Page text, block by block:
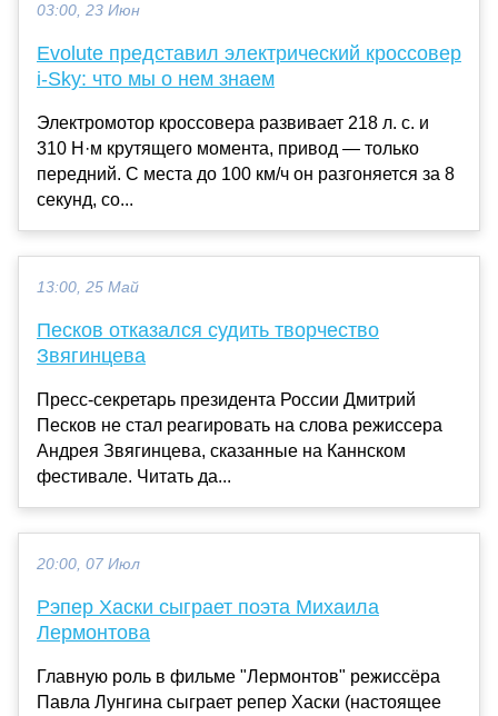
03:00, 23 Июн
Evolute представил электрический кроссовер
i-Sky: что мы о нем знаем
Электромотор кроссовера развивает 218 л. с. и
310 Н·м крутящего момента, привод — только
передний. С места до 100 км/ч он разгоняется за 8
секунд, со...
13:00, 25 Май
Песков отказался судить творчество
Звягинцева
Пресс-секретарь президента России Дмитрий
Песков не стал реагировать на слова режиссера
Андрея Звягинцева, сказанные на Каннском
фестивале. Читать да...
20:00, 07 Июл
Рэпер Хаски сыграет поэта Михаила
Лермонтова
Главную роль в фильме "Лермонтов" режиссёра
Павла Лунгина сыграет репер Хаски (настоящее